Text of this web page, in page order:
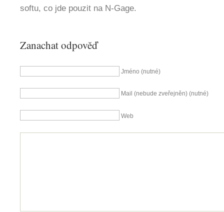
softu, co jde pouzit na N-Gage.
Zanachat odpověď
Jméno (nutné)
Mail (nebude zveřejněn) (nutné)
Web